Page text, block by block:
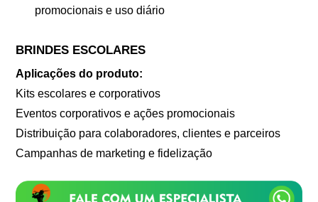
promocionais e uso diário
BRINDES ESCOLARES
Aplicações do produto:
Kits escolares e corporativos
Eventos corporativos e ações promocionais
Distribuição para colaboradores, clientes e parceiros
Campanhas de marketing e fidelização